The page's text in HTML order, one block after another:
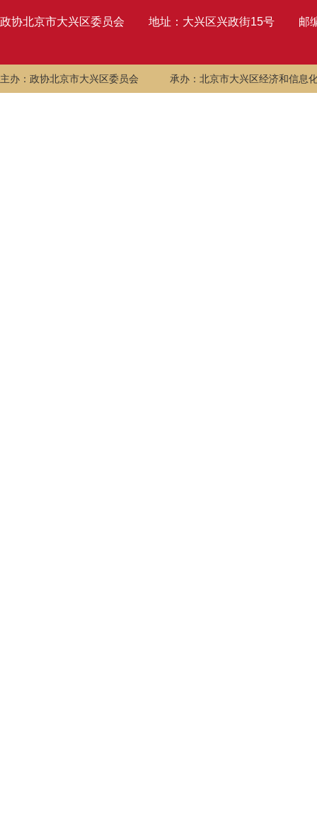
政协北京市大兴区委员会 地址：大兴区兴政街15号 邮
主办：政协北京市大兴区委员会 承办：北京市大兴区经济和信息